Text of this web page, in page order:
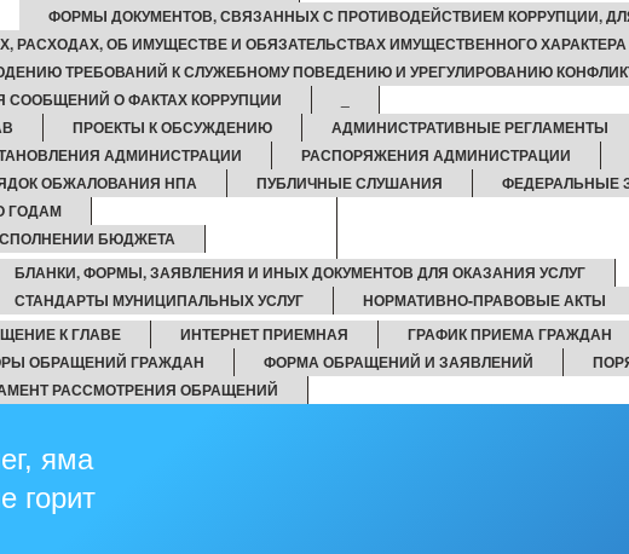
ФОРМЫ ДОКУМЕНТОВ, СВЯЗАННЫХ С ПРОТИВОДЕЙСТВИЕМ КОРРУПЦИИ,
РАСХОДАХ, ОБ ИМУЩЕСТВЕ И ОБЯЗАТЕЛЬСТВАХ ИМУЩЕСТВЕННОГО ХАРАКТЕРА
ТРЕБОВАНИЙ К СЛУЖЕБНОМУ ПОВЕДЕНИЮ И УРЕГУЛИРОВАНИЮ
СООБЩЕНИЙ О ФАКТАХ КОРРУПЦИИ
ПРОЕКТЫ К ОБСУЖДЕНИЮ
АДМИНИСТРАТИВНЫЕ РЕГЛАМЕНТЫ
АДМИНИСТРАЦИИ
РАСПОРЯЖЕНИЯ АДМИНИСТРАЦИИ
ОБЖАЛОВАНИЯ НПА
ПУБЛИЧНЫЕ СЛУШАНИЯ ФЕДЕРАЛЬНЫЕ
ГОДАМ
БЮДЖЕТА
БЛАНКИ, ФОРМЫ, ЗАЯВЛЕНИЯ И ИНЫХ ДОКУМЕНТОВ ДЛЯ ОКАЗАНИЯ УСЛУГ
СТАНДАРТЫ МУНИЦИПАЛЬНЫХ УСЛУГ
НОРМАТИВНО-ПРАВОВЫЕ АКТЫ
К ГЛАВЕ ИНТЕРНЕТ ПРИЕМНАЯ
ГРАФИК ПРИЕМА ГРАЖДАН
ОБРАЩЕНИЙ ГРАЖДАН
ФОРМА ОБРАЩЕНИЙ И ЗАЯВЛЕНИЙ
РАССМОТРЕНИЯ ОБРАЩЕНИЙ
яма
горит